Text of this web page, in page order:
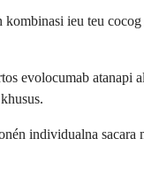
ieu teu
evolocumab atanapi
individualna